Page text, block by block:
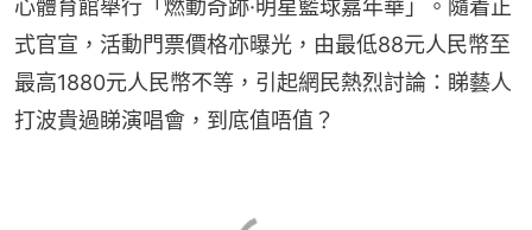
心體育館舉行「燃動奇跡·明星籃球嘉年華」。隨着正
式官宣，活動門票價格亦曝光，由最低88元人民幣至
最高1880元人民幣不等，引起網民熱烈討論：睇藝人
打波貴過睇演唱會，到底值唔值？